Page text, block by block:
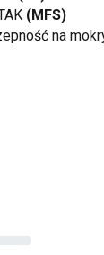
(MFS)
na